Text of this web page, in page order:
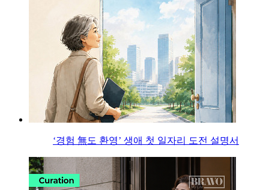
‘경험 無도 환영’ 생애 첫 일자리 도전 설명서